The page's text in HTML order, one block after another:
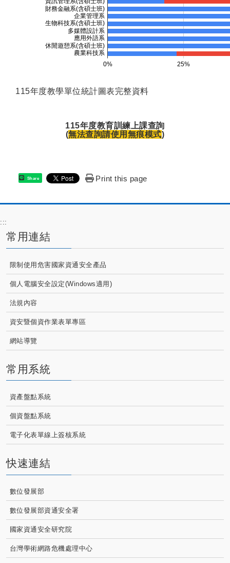
115年度教學單位統計圖表完整資料
115年度教育訓練上課查詢
(無法查詢請使用無痕模式)
Share Print this page
:::
常用連結
限制使用危害國家資通安全產品
個人電腦安全設定(Windows適用)
法規內容
資安暨個資作業表單專區
網站導覽
常用系統
資產盤點系統
個資盤點系統
電子化表單線上簽核系統
快速連結
數位發展部
數位發展部資通安全署
國家資通安全研究院
台灣學術網路危機處理中心